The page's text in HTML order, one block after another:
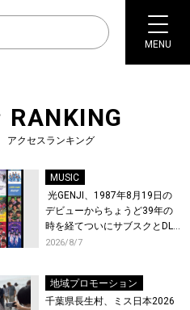
MENU
RANKING
アクセスランキング
MUSIC
光GENJI、1987年8月19日の
デビューからちょうど39年の
時を経てついにサブスクとDL
配信が解禁！
2026/8/7
地域プロモーション
千葉県長生村、ミス日本2026